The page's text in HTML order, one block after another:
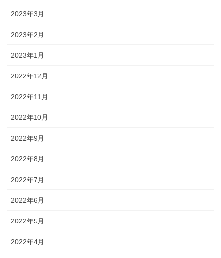
2023年3月
2023年2月
2023年1月
2022年12月
2022年11月
2022年10月
2022年9月
2022年8月
2022年7月
2022年6月
2022年5月
2022年4月